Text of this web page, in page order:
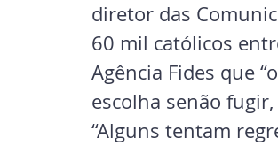
diretor das
60 mil católicos
Agência Fides que
escolha senão
“Alguns tentam